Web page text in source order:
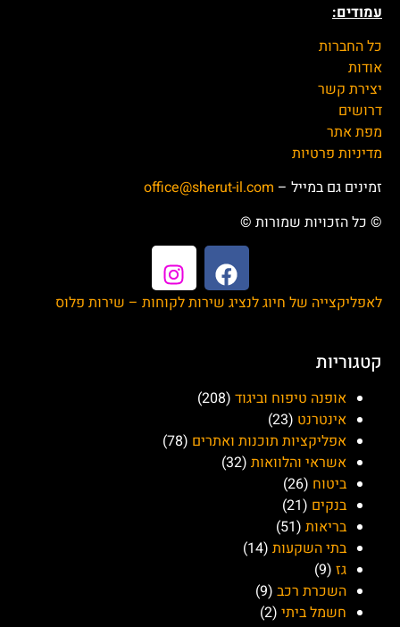
עמודים:
כל החברות
אודות
יצירת קשר
דרושים
מפת אתר
מדיניות פרטיות
זמינים גם במייל – office@sherut-il.com
© כל הזכויות שמורות ©
לאפליקצייה של חיוג לנציג שירות לקוחות – שירות פלוס
קטגוריות
אופנה טיפוח וביגוד (208)
אינטרנט (23)
אפליקציות תוכנות ואתרים (78)
אשראי והלוואות (32)
ביטוח (26)
בנקים (21)
בריאות (51)
בתי השקעות (14)
גז (9)
השכרת רכב (9)
חשמל ביתי (2)